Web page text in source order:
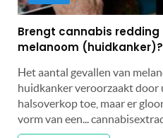
Brengt cannabis
melanoom (huidkanker)?
Het aantal gevallen van
huidkanker veroorzaakt door
halsoverkop toe, maar er
vorm van een...